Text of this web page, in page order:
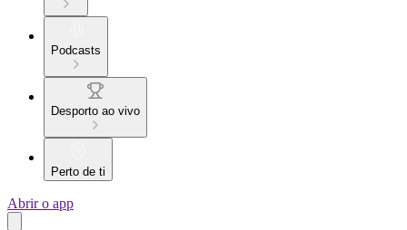
Podcasts
Desporto ao vivo
Perto de ti
Abrir o app